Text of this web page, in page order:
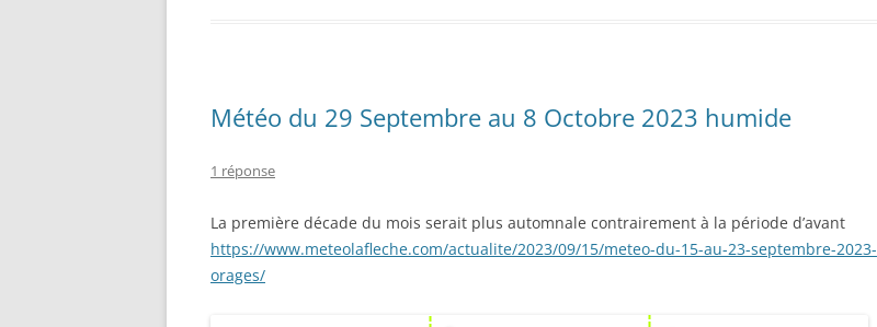
Météo du 29 Septembre au 8 Octobre 2023 humide
1 réponse
La première décade du mois serait plus automnale contrairement à la période d’avant
https://www.meteolafleche.com/actualite/2023/09/15/meteo-du-15-au-23-septembre-2023-
orages/